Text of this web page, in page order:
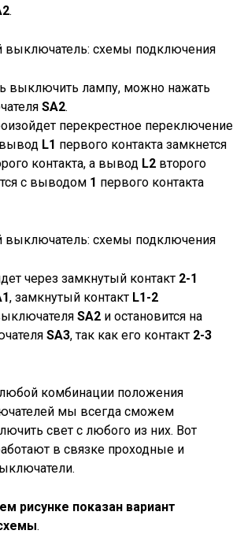
.
выключить лампу, можно нажать
SA2.
перекрестное переключение
вывод L1 первого контакта замкнется
контакта, а вывод L2 второго
с выводом 1 первого контакта
через замкнутый контакт 2-1
, замкнутый контакт L1-2
SA2 и остановится на
SA3, так как его контакт 2-3
комбинации положения
мы всегда сможем
свет с любого из них. Вот
в связке проходные и
рисунке показан вариант
.